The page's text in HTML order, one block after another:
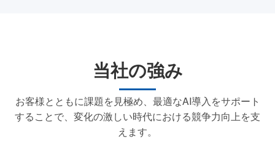
当社の強み
お客様とともに課題を見極め、最適なAI導入をサポート
することで、変化の激しい時代における競争力向上を支
えます。